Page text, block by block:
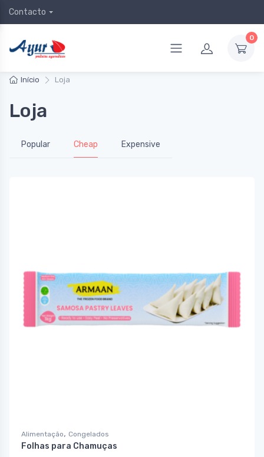
Contacto
0
Início Loja
Loja
Popular Cheap Expensive
Alimentação, Congelados
Folhas para Chamuças